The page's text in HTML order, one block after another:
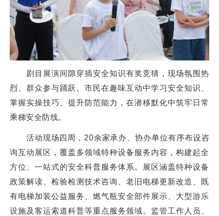
剧目展演间隙穿插安全知识有奖竞猜，现场氛围热
烈、群众参与踊跃。市民在趣味互动中学习安全知识、
掌握实操技巧、提升防范能力，在潜移默化中筑牢日常
乘梯安全防线。
活动现场四周，20余家承办、协办单位有序布设咨
询互动展区，覆盖多领域特种设备服务内容，构建起全
方位、一站式的安全科普服务体系。展区涵盖特种设备
政策解读、检验检测技术咨询、老旧电梯更新改造、既
有电梯加装公益服务、燃气瓶安全部件展示、大型游乐
设施及客运索道科普等重点服务领域。监管工作人员、